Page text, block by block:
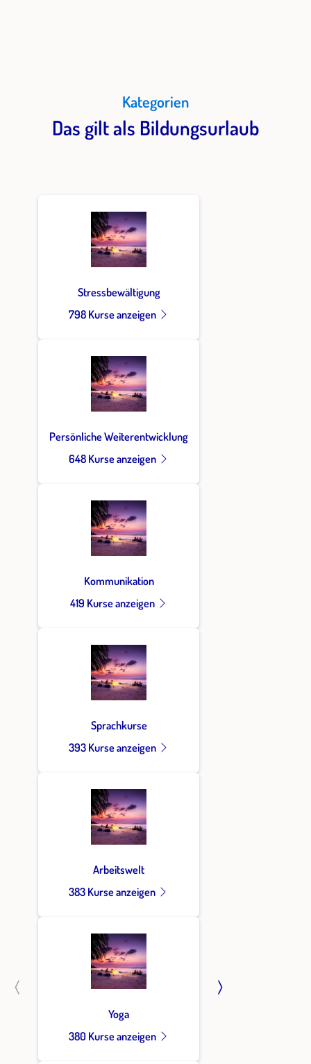
Kategorien
Das gilt als Bildungsurlaub
Stressbewältigung
798 Kurse anzeigen
Persönliche Weiterentwicklung
648 Kurse anzeigen
Kommunikation
419 Kurse anzeigen
Sprachkurse
393 Kurse anzeigen
Arbeitswelt
383 Kurse anzeigen
Yoga
380 Kurse anzeigen